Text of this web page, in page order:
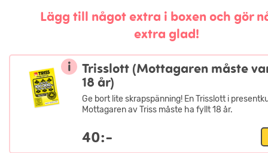
Lägg till något extra i boxen och gör
extra glad!
i
Trisslott (Mottagaren måste
18 år)
Ge bort lite skrapspänning! En Trisslott i
Mottagaren av Triss måste ha fyllt 18 år.
40:-